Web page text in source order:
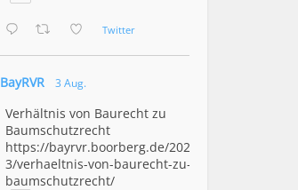
Twitter
BayRVR 3 Aug.
Verhältnis von Baurecht zu
Baumschutzrecht
https://bayrvr.boorberg.de/2026/08/0
3/verhaeltnis-von-baurecht-zu-
baumschutzrecht/